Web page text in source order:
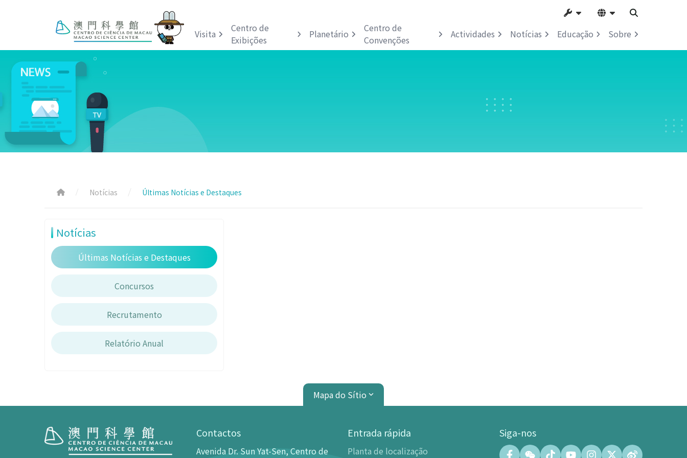
Visita
Centro de
Exibições
Planetário
Centro de
Convenções
Actividades Notícias Educação Sobre
Notícias Últimas Notícias e Destaques
Notícias
Últimas Notícias e Destaques
Concursos
Recrutamento
Relatório Anual
Mapa do Sítio
Contactos
Avenida Dr. Sun Yat-Sen, Centro de
Entrada rápida
Planta de localização
Siga-nos